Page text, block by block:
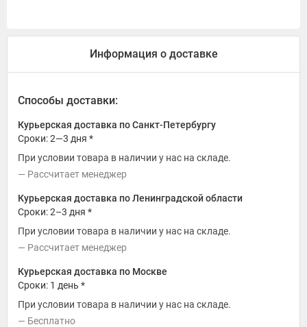
Информация о доставке
Способы доставки:
Курьерская доставка по Санкт-Петербургу
Сроки: 2—3 дня *
При условии товара в наличии у нас на складе.
Рассчитает менеджер
Курьерская доставка по Ленинградской области
Сроки: 2–3 дня *
При условии товара в наличии у нас на складе.
Рассчитает менеджер
Курьерская доставка по Москве
Сроки: 1 день *
При условии товара в наличии у нас на складе.
Бесплатно